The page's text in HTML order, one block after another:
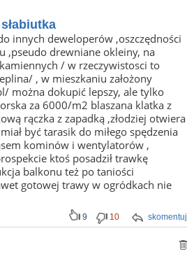
innych deweloperów ,oszczędności
,pseudo drewniane okleiny, na
/ w rzeczywistosci to
, w mieszkaniu założony
można dokupić lepszy, ale tylko
za 6000/m2 blaszana klatka z
rączka z zapadką ,złodziej otwiera
być tarasik do miłego spędzenia
kominów i wentylatorów ,
ktoś posadził trawkę
balkonu też po taniości
gotowej trawy w ogródkach nie
skomentuj
9 10